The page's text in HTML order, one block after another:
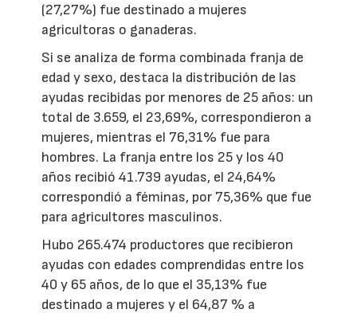
(27,27%) fue destinado a mujeres
agricultoras o ganaderas.
Si se analiza de forma combinada franja de
edad y sexo, destaca la distribución de las
ayudas recibidas por menores de 25 años: un
total de 3.659, el 23,69%, correspondieron a
mujeres, mientras el 76,31% fue para
hombres. La franja entre los 25 y los 40
años recibió 41.739 ayudas, el 24,64%
correspondió a féminas, por 75,36% que fue
para agricultores masculinos.
Hubo 265.474 productores que recibieron
ayudas con edades comprendidas entre los
40 y 65 años, de lo que el 35,13% fue
destinado a mujeres y el 64,87 % a